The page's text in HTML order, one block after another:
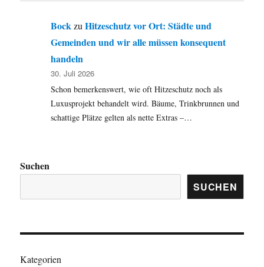
BockzuHitzeschutz vor Ort: Städte und
Gemeinden und wir alle müssen konsequent
handeln
30. Juli 2026
Schon bemerkenswert, wie oft Hitzeschutz noch als
Luxusprojekt behandelt wird. Bäume, Trinkbrunnen und
schattige Plätze gelten als nette Extras –…
Suchen
SUCHEN
Kategorien